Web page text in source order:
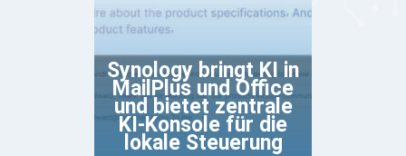
Synology bringt KI in
MailPlus und Office
und bietet zentrale
KI-Konsole für die
lokale Steuerung